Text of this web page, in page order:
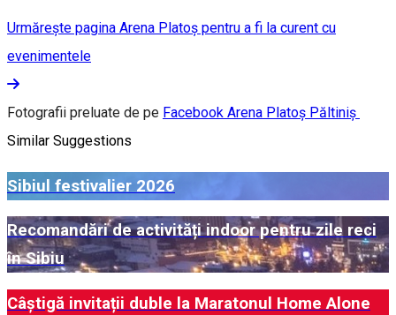
Urmărește pagina Arena Platoș pentru a fi la curent cu
evenimentele
Fotografii preluate de pe Facebook Arena Platoș Păltiniș
Similar Suggestions
Sibiul festivalier 2026
Recomandări de activități indoor pentru zile reci
în Sibiu
Câștigă invitații duble la Maratonul Home Alone